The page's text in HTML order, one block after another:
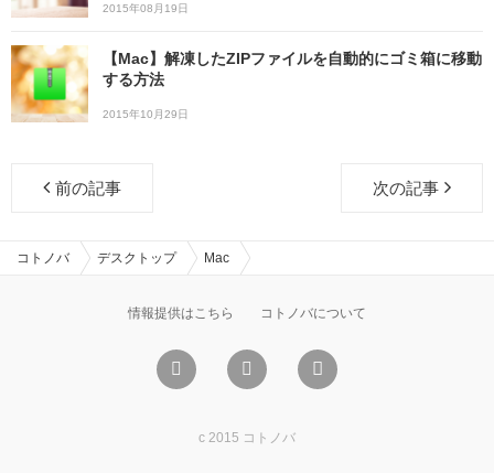
2015年08月19日
【Mac】解凍したZIPファイルを自動的にゴミ箱に移動
する方法
2015年10月29日
前の記事 次の記事
コトノバ デスクトップ Mac
情報提供はこちら コトノバについて
c 2015 コトノバ